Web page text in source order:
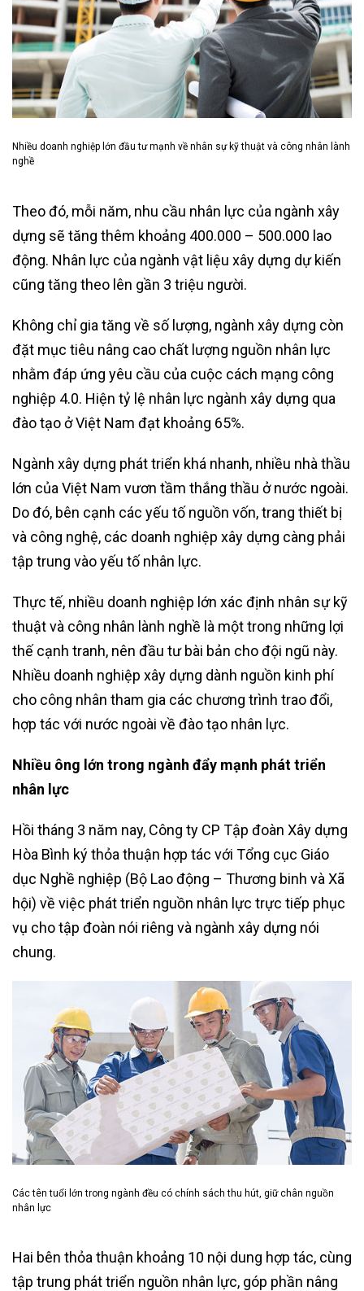
Nhiều doanh nghiệp lớn đầu tư mạnh về nhân sự kỹ thuật và công nhân lành
nghề
Theo đó, mỗi năm, nhu cầu nhân lực của ngành xây
dựng sẽ tăng thêm khoảng 400.000 – 500.000 lao
động. Nhân lực của ngành vật liệu xây dựng dự kiến
cũng tăng theo lên gần 3 triệu người.
Không chỉ gia tăng về số lượng, ngành xây dựng còn
đặt mục tiêu nâng cao chất lượng nguồn nhân lực
nhằm đáp ứng yêu cầu của cuộc cách mạng công
nghiệp 4.0. Hiện tỷ lệ nhân lực ngành xây dựng qua
đào tạo ở Việt Nam đạt khoảng 65%.
Ngành xây dựng phát triển khá nhanh, nhiều nhà thầu
lớn của Việt Nam vươn tầm thắng thầu ở nước ngoài.
Do đó, bên cạnh các yếu tố nguồn vốn, trang thiết bị
và công nghệ, các doanh nghiệp xây dựng càng phải
tập trung vào yếu tố nhân lực.
Thực tế, nhiều doanh nghiệp lớn xác định nhân sự kỹ
thuật và công nhân lành nghề là một trong những lợi
thế cạnh tranh, nên đầu tư bài bản cho đội ngũ này.
Nhiều doanh nghiệp xây dựng dành nguồn kinh phí
cho công nhân tham gia các chương trình trao đổi,
hợp tác với nước ngoài về đào tạo nhân lực.
Nhiều ông lớn trong ngành đẩy mạnh phát triển
nhân lực
Hồi tháng 3 năm nay, Công ty CP Tập đoàn Xây dựng
Hòa Bình ký thỏa thuận hợp tác với Tổng cục Giáo
dục Nghề nghiệp (Bộ Lao động – Thương binh và Xã
hội) về việc phát triển nguồn nhân lực trực tiếp phục
vụ cho tập đoàn nói riêng và ngành xây dựng nói
chung.
Các tên tuổi lớn trong ngành đều có chính sách thu hút, giữ chân nguồn
nhân lực
Hai bên thỏa thuận khoảng 10 nội dung hợp tác, cùng
tập trung phát triển nguồn nhân lực, góp phần nâng